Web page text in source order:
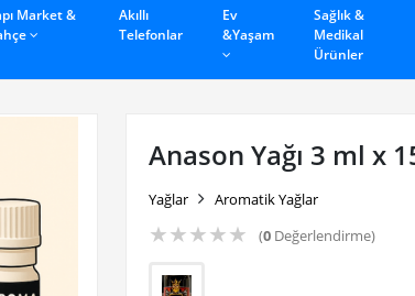
Market &
Akıllı
Telefonlar
Ev
&Yaşam
Sağlık &
Medikal
Ürünler
Anason Yağı 3 ml x
Yağlar Aromatik Yağlar
★★★★★ (0 Değerlendirme)